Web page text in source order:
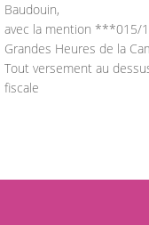
Baudouin,
avec la mention ***015/
Grandes Heures de la
Tout versement au
fiscale